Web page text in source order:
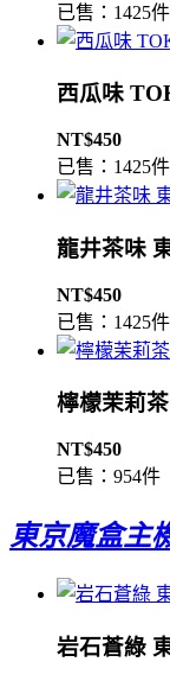
已售：1425件
西瓜味
NT$450
已售：1425件
龍井茶味
NT$450
已售：1425件
檸檬茉莉
NT$450
已售：954件
東京魔盒主
岩石蒼綠